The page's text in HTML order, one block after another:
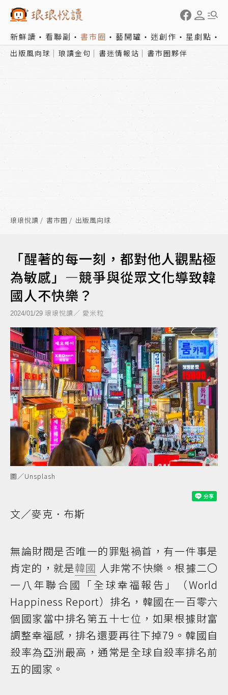
新鮮讀 看聯副 書市圈 藝開罐 迷創作 星劇點
出版風向球 琅讀金句 書迷情報站 書市圈夥伴
琅琅悅讀 書市圈 出版風向球
「醒著的每一刻，都對他人觀點極
為敏感」—競爭與從眾文化導致韓
國人不快樂？
2024/01/29 琅琅悅讀／ 愛米粒
圖／Unsplash
文／麥克．布斯
無論財閥是否唯一的罪魁禍首，有一件事是
肯定的，就是韓國 人非常不快樂。根據二〇
一八年聯合國「全球幸福報告」（World
Happiness Report）排名，韓國在一百零六
個國家當中排名第五十七位，如果根據財富
調整幸福感，排名還要再往下掉79。韓國自
殺率為亞洲最高，通常是全球自殺率排名前
五的國家。